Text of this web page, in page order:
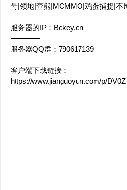
号|领地|查熊|MCMMO|鸡蛋捕捉|不
————
服务器的IP：Bckey.cn
————
服务器QQ群：790617139
————
客户端下载链接：
https://www.jianguoyun.com/p/
————